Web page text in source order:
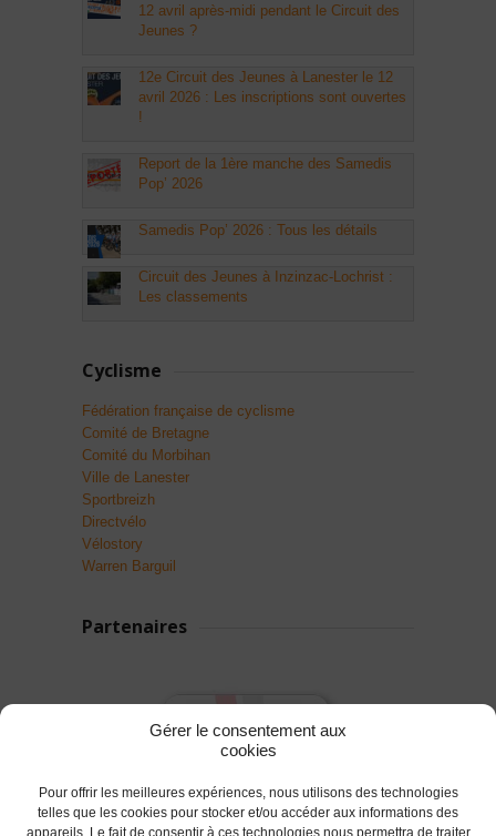
Gérer le consentement aux
cookies
Pour offrir les meilleures expériences, nous utilisons des technologies
telles que les cookies pour stocker et/ou accéder aux informations des
appareils. Le fait de consentir à ces technologies nous permettra de traiter
12 avril après-midi pendant le Circuit des
Jeunes ?
12e Circuit des Jeunes à Lanester le 12
avril 2026 : Les inscriptions sont ouvertes
!
Report de la 1ère manche des Samedis
Pop’ 2026
Samedis Pop’ 2026 : Tous les détails
Circuit des Jeunes à Inzinzac-Lochrist :
Les classements
Cyclisme
Fédération française de cyclisme
Comité de Bretagne
Comité du Morbihan
Ville de Lanester
Sportbreizh
Directvélo
Vélostory
Warren Barguil
Partenaires